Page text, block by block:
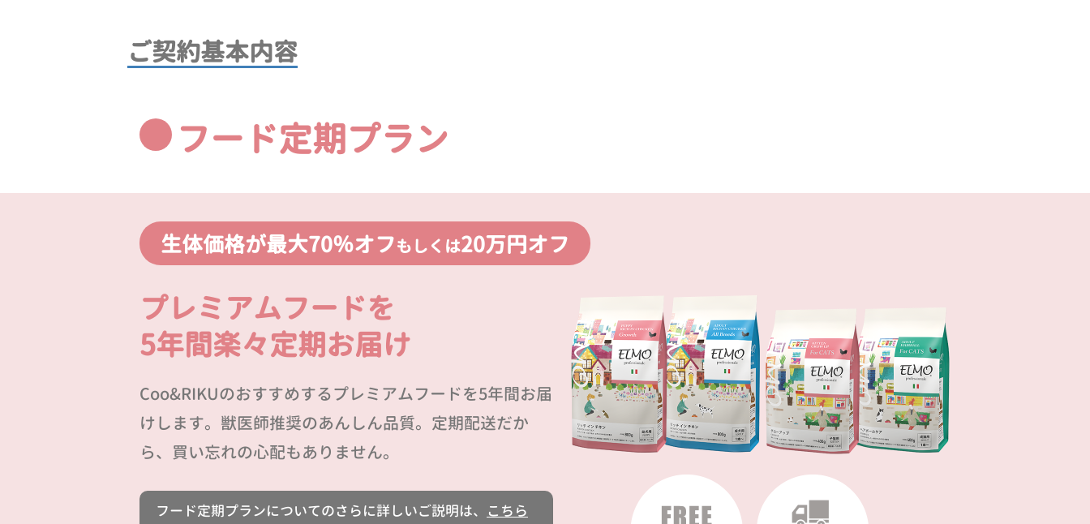
ご契約基本内容
フード定期プラン
生体価格が最大70％オフもしくは20万円オフ
プレミアムフードを
5年間楽々定期お届け
Coo&RIKUのおすすめするプレミアムフードを5年間お届
けします。獣医師推奨のあんしん品質。定期配送だか
ら、買い忘れの心配もありません。
フード定期プランについてのさらに詳しいご説明は、
こちら